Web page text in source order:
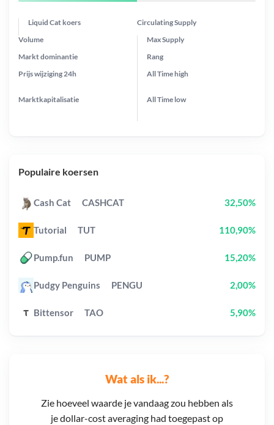
Wat als ik...?
Zie hoeveel waarde je vandaag zou hebben als
je dollar-cost averaging had toegepast op
Liquid Cat koers Circulating Supply
Prijs wijziging 24h
Max Supply
Markt dominantie
Marktkapitalisatie
Volume
Rang
All Timehigh
All Time low
Populaire koersen
Cash Cat CASHCAT 32,50%
Tutorial TUT 110,90%
Pump.fun PUMP 15,20%
Pudgy Penguins PENGU 2,00%
Bittensor TAO 5,90%